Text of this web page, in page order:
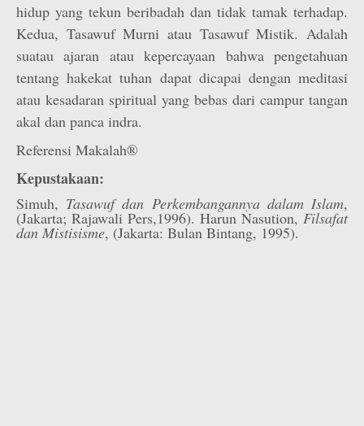
hidup yang tekun beribadah dan tidak tamak terhadap.
Kedua, Tasawuf Murni atau Tasawuf Mistik. Adalah
suatau ajaran atau kepercayaan bahwa pengetahuan
tentang hakekat tuhan dapat dicapai dengan meditasi
atau kesadaran spiritual yang bebas dari campur tangan
akal dan panca indra.
Referensi Makalah®
Kepustakaan:
Simuh, Tasawuf dan Perkembangannya dalam Islam,
(Jakarta; Rajawali Pers,1996). Harun Nasution, Filsafat
dan Mistisisme, (Jakarta: Bulan Bintang, 1995).